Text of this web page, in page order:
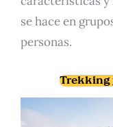
se hace en
personas.
Trekking